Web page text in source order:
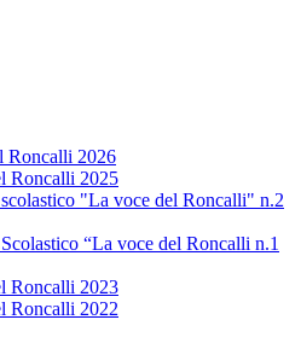
Roncalli 2026
Roncalli 2025
"La voce del Roncalli" n.2
“La voce del Roncalli n.1
Roncalli 2023
Roncalli 2022